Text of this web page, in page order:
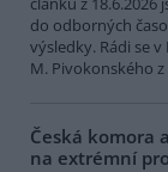
do odborných
výsledky. Rádi se
M. Pivokonského z
Česká komora
na extrémní